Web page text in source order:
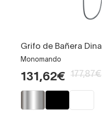
Grifo de Bañera
Monomando
131,62€ 177,87€